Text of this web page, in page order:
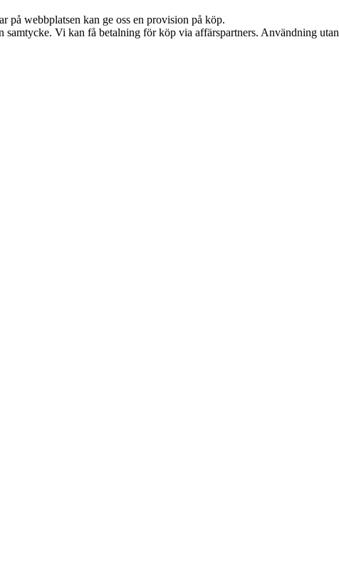
på webbplatsen kan ge oss en provision på köp.
Vi kan få betalning för köp via affärspartners. Användning